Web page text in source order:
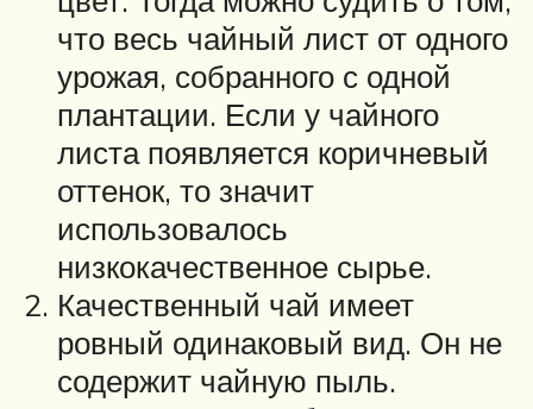
что весь чайный лист от одного
урожая, собранного с одной
плантации. Если у чайного
листа появляется коричневый
оттенок, то значит
использовалось
низкокачественное сырье.
Качественный чай имеет
ровный одинаковый вид. Он не
содержит чайную пыль.